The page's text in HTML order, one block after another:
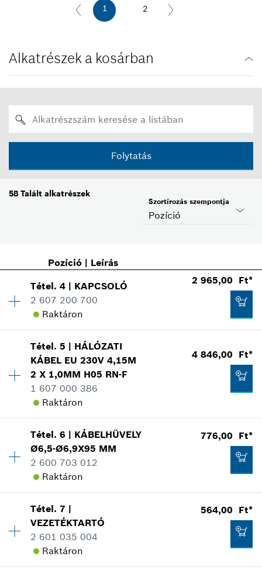
1 2
Alkatrészek a kosárban
Folytatás
58 Talált alkatrészek
Pozíció
Szortírozás szempontja
Pozíció| Leírás
Tétel.4 | KAPCSOLÓ
2 607 200 700
Raktáron
2 965,00 Ft*
Elérhetőség 1
Árcsoport :23
Tartalék alkatrész információ
Hol kerül használatra
Az ábrán látható
2 965,00 Ft*
kiskereskedelmi árak
Tétel.5 | HÁLÓZATI
KÁBEL EU 230V 4,15M
2 X 1,0MM H05 RN-F
1 607 000 386
Raktáron
4 846,00 Ft*
Elérhetőség 1
Árcsoport:27
Tartalék alkatrész információ
Hol kerül használatra
Az ábrán látható
Tétel.6 | KÁBELHÜVELY
Ø6,5-Ø6,9X95 MM
2 600 703 012
Raktáron
776,00 Ft*
Elérhetőség
Árcsoport:14
Tartalék alkatrész információ
Hol kerül használatra
Az ábrán látható
Tétel.7 |
VEZETÉKTARTÓ
2 601 035 004
Raktáron
564,00 Ft*